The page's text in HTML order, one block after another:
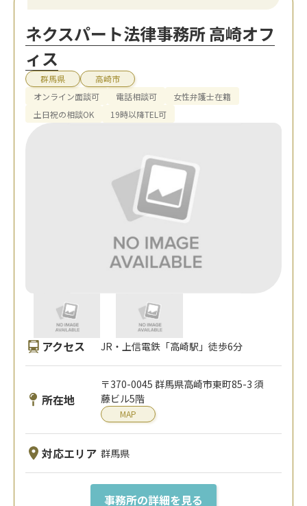
ネクスパート法律事務所 高崎オフ
ィス
群馬県
高崎市
オンライン面談可
電話相談可
女性弁護士在籍
土日祝の相談OK
19時以降TEL可
アクセス JR・上信電鉄「高崎駅」徒歩6分
所在地
〒370-0045 群馬県高崎市東町85-3 須
藤ビル5階
MAP
対応エリア 群馬県
事務所の詳細を見る